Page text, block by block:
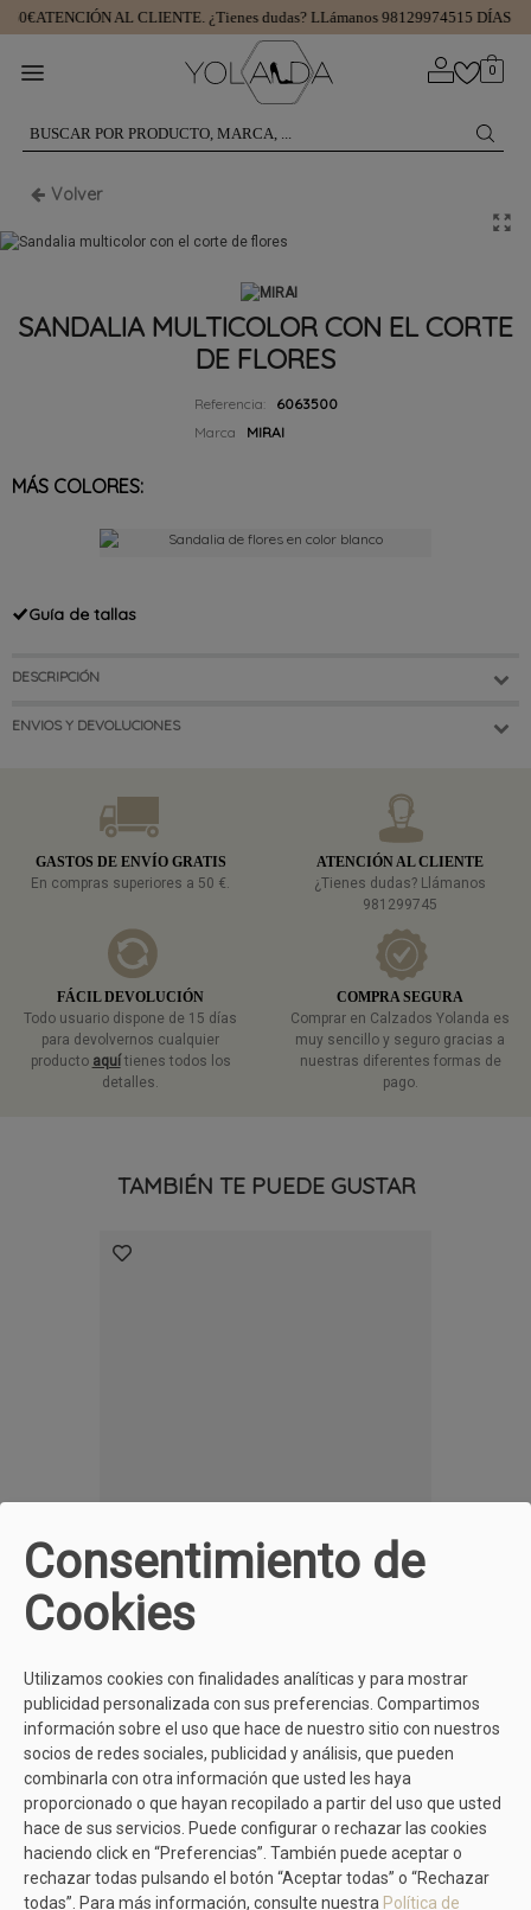
ATENCIÓN AL CLIENTE.¿Tienes dudas? LLámanos 98129974515 DÍAS
0
Volver
SANDALIA MULTICOLOR CON EL CORTE
DE FLORES
Referencia:
6063500
Marca
MIRAI
MÁS COLORES:
Guía de tallas
DESCRIPCIÓN
ENVIOS Y DEVOLUCIONES
GASTOS DE ENVÍO GRATIS
En compras superiores a 50 €.
ATENCIÓN AL CLIENTE
¿Tienes dudas? Llámanos
981299745
FÁCIL DEVOLUCIÓN
Todo usuario dispone de 15 días
para devolvernos cualquier
producto aquí tienes todos los
detalles.
COMPRA SEGURA
Comprar en Calzados Yolanda es
muy sencillo y seguro gracias a
nuestras diferentes formas de
pago.
TAMBIÉN TE PUEDE GUSTAR
MÁS MODELOS DE MIRAI
No hay artículos
Consentimiento de
Cookies
Utilizamos cookies con finalidades analíticas y para mostrar
publicidad personalizada con sus preferencias. Compartimos
información sobre el uso que hace de nuestro sitio con nuestros
socios de redes sociales, publicidad y análisis, que pueden
combinarla con otra información que usted les haya
proporcionado o que hayan recopilado a partir del uso que usted
hace de sus servicios. Puede configurar o rechazar las cookies
haciendo click en “Preferencias”. También puede aceptar o
rechazar todas pulsando el botón “Aceptar todas” o “Rechazar
todas”. Para más información, consulte nuestra Política de